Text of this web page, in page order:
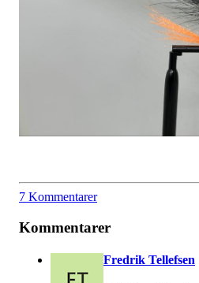
7 Kommentarer
Kommentarer
Fredrik Tellefsen